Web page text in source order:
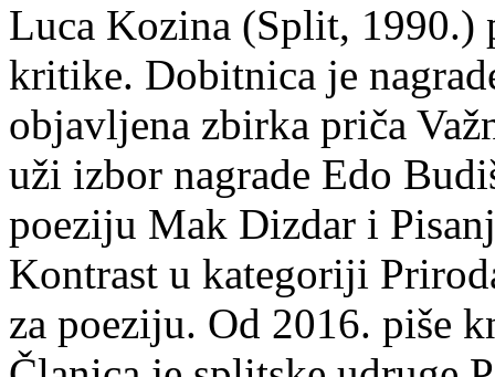
Luca Kozina (Split, 1990.)
kritike. Dobitnica je
objavljena zbirka priča
uži izbor nagrade Edo
poeziju Mak Dizdar i
Kontrast u kategoriji
za poeziju. Od 2016. piše